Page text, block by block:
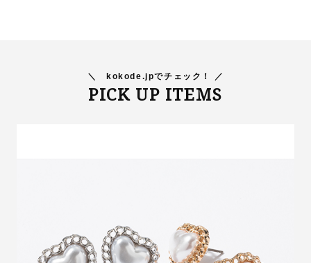
＼ kokode.jpでチェック！ ／
PICK UP ITEMS